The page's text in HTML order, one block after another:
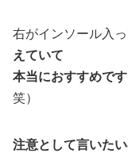
右がインソール入っ
えていて
本当におすすめです
笑）
注意として言いたい